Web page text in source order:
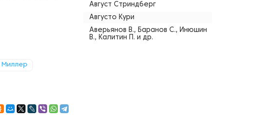
Миллер
Август Стриндберг
Августо Кури
Аверьянов В., Баранов С., Инюшин
В., Калитин П. и др.